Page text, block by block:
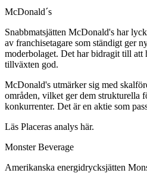
McDonald´s
Snabbmatsjätten McDonald's har
av franchisetagare som ständigt ger
moderbolaget. Det har bidragit till att
tillväxten god.
McDonald's utmärker sig med
områden, vilket ger dem strukturella
konkurrenter. Det är en aktie som
Läs Placeras analys här.
Monster Beverage
Amerikanska energidrycksjätten